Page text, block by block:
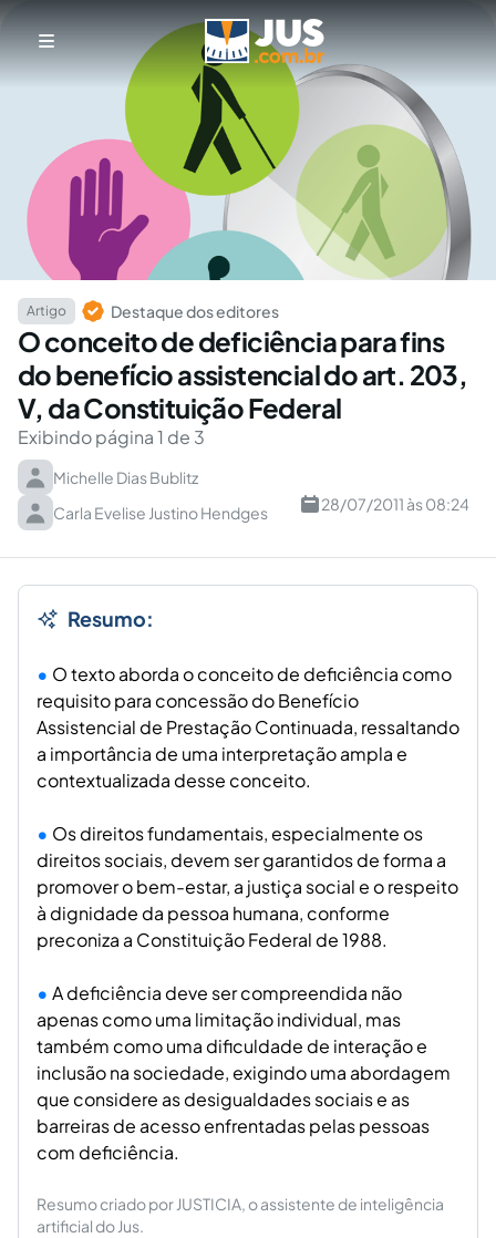
Artigo Destaque dos editores
O conceito de deficiência para fins
do benefício assistencial do art. 203,
V, da Constituição Federal
Exibindo página 1 de 3
Michelle Dias Bublitz
Carla Evelise Justino Hendges
28/07/2011 às 08:24
Resumo:
O texto aborda o conceito de deficiência como
requisito para concessão do Benefício
Assistencial de Prestação Continuada, ressaltando
a importância de uma interpretação ampla e
contextualizada desse conceito.
Os direitos fundamentais, especialmente os
direitos sociais, devem ser garantidos de forma a
promover o bem-estar, a justiça social e o respeito
à dignidade da pessoa humana, conforme
preconiza a Constituição Federal de 1988.
A deficiência deve ser compreendida não
apenas como uma limitação individual, mas
também como uma dificuldade de interação e
inclusão na sociedade, exigindo uma abordagem
que considere as desigualdades sociais e as
barreiras de acesso enfrentadas pelas pessoas
com deficiência.
Resumo criado por JUSTICIA, o assistente de inteligência
artificial do Jus.